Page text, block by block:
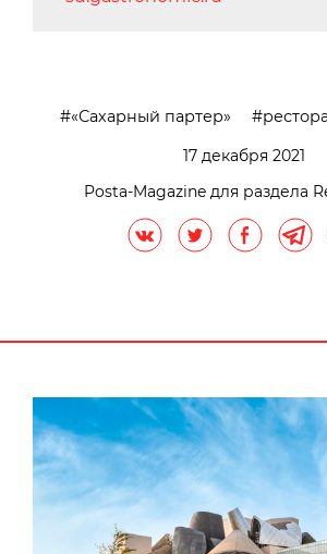
«Сахарный партер»
17 декабря 2021
Posta-Magazine для раздела